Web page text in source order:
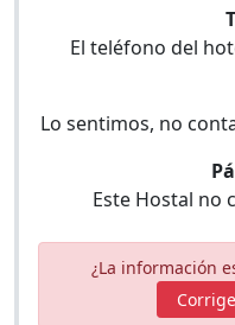
El teléfono del
Lo sentimos, no
Este Hostal no
¿La información